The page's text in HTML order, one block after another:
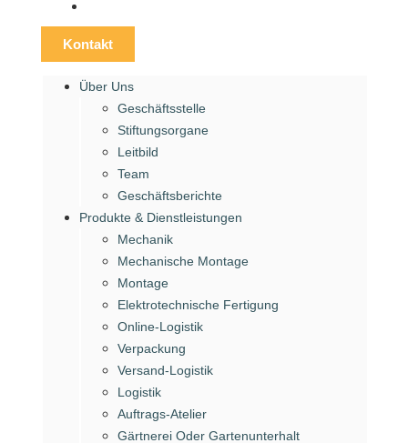
Kontakt
Über Uns
Geschäftsstelle
Stiftungsorgane
Leitbild
Team
Geschäftsberichte
Produkte & Dienstleistungen
Mechanik
Mechanische Montage
Montage
Elektrotechnische Fertigung
Online-Logistik
Verpackung
Versand-Logistik
Logistik
Auftrags-Atelier
Gärtnerei Oder Gartenunterhalt